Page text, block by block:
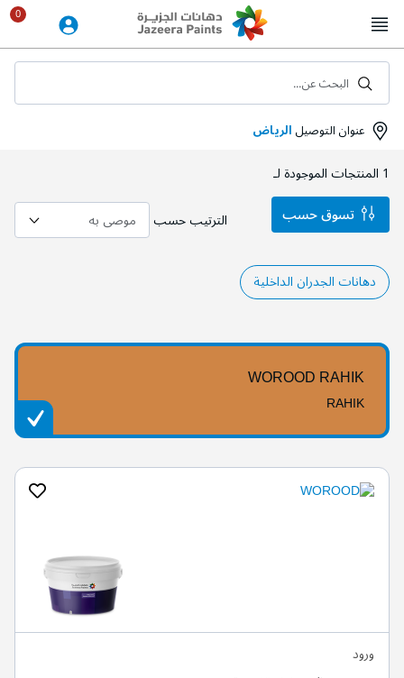
to
Content
عنوان التوصيلالرياض
البحث عن...
1 المنتجات الموجودة لـ
الترتيب حسب
دهانات الجدران الداخلية
WOROOD RAHIK
RAHIK
ورود
تسوق حسب